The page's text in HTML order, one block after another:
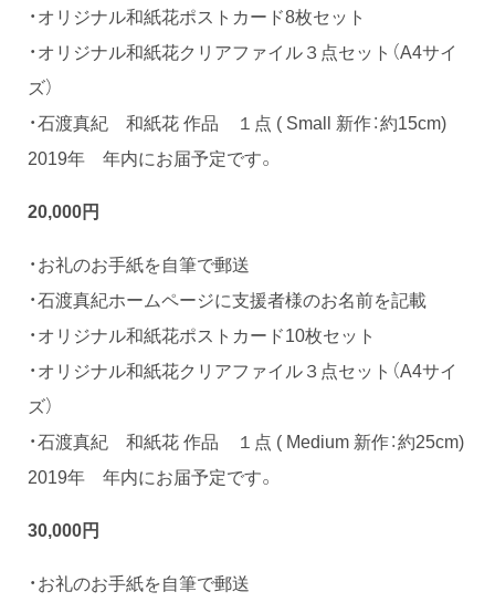
・オリジナル和紙花ポストカード8枚セット
・オリジナル和紙花クリアファイル３点セット（A4サイ
ズ）
・石渡真紀 和紙花 作品 １点 ( Small 新作：約15cm)
2019年 年内にお届予定です。
20,000円
・お礼のお手紙を自筆で郵送
・石渡真紀ホームページに支援者様のお名前を記載
・オリジナル和紙花ポストカード10枚セット
・オリジナル和紙花クリアファイル３点セット（A4サイ
ズ）
・石渡真紀 和紙花 作品 １点 ( Medium 新作：約25cm)
2019年 年内にお届予定です。
30,000円
・お礼のお手紙を自筆で郵送